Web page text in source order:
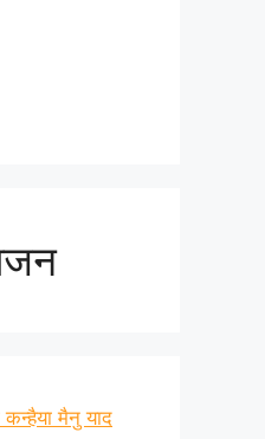
मैनु याद